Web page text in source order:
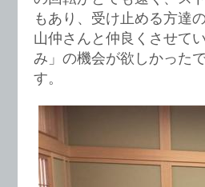
もあり、受け止める方達
山仲さんと仲良くさせて
み」の機会が欲しかった
す。